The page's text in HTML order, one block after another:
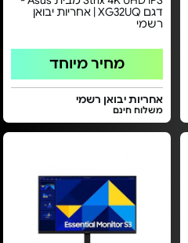
דגם XG32UQ | אחריות יבואן
רשמי
מחיר מיוחד
אחריות יבואן רשמי
משלוח חינם